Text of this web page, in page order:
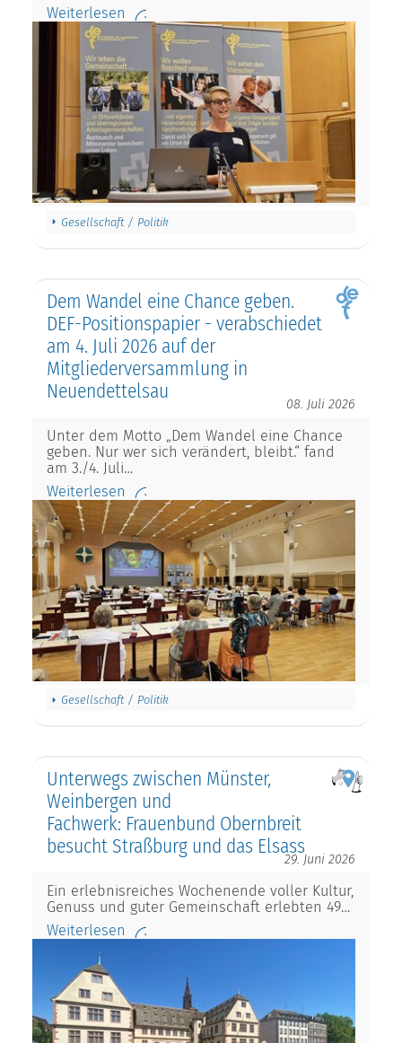
Weiterlesen
Gesellschaft / Politik
Dem Wandel eine Chance geben.
DEF-Positionspapier - verabschiedet
am 4. Juli 2026 auf der
Mitgliederversammlung in
Neuendettelsau
08. Juli 2026
Unter dem Motto „Dem Wandel eine Chance
geben. Nur wer sich verändert, bleibt.“ fand
am 3./4. Juli…
Weiterlesen
Gesellschaft / Politik
Unterwegs zwischen Münster,
Weinbergen und
Fachwerk: Frauenbund Obernbreit
besucht Straßburg und das Elsass
29. Juni 2026
Ein erlebnisreiches Wochenende voller Kultur,
Genuss und guter Gemeinschaft erlebten 49…
Weiterlesen